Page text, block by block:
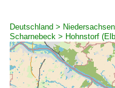
Deutschland >
Scharnebeck > Hohnstorf